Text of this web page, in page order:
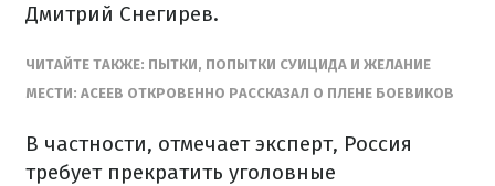
Дмитрий Снегирев.
ЧИТАЙТЕ ТАКЖЕ: ПЫТКИ, ПОПЫТКИ СУИЦИДА И ЖЕЛАНИЕ
МЕСТИ: АСЕЕВ ОТКРОВЕННО РАССКАЗАЛ О ПЛЕНЕ БОЕВИКОВ
В частности, отмечает эксперт, Россия
требует прекратить уголовные